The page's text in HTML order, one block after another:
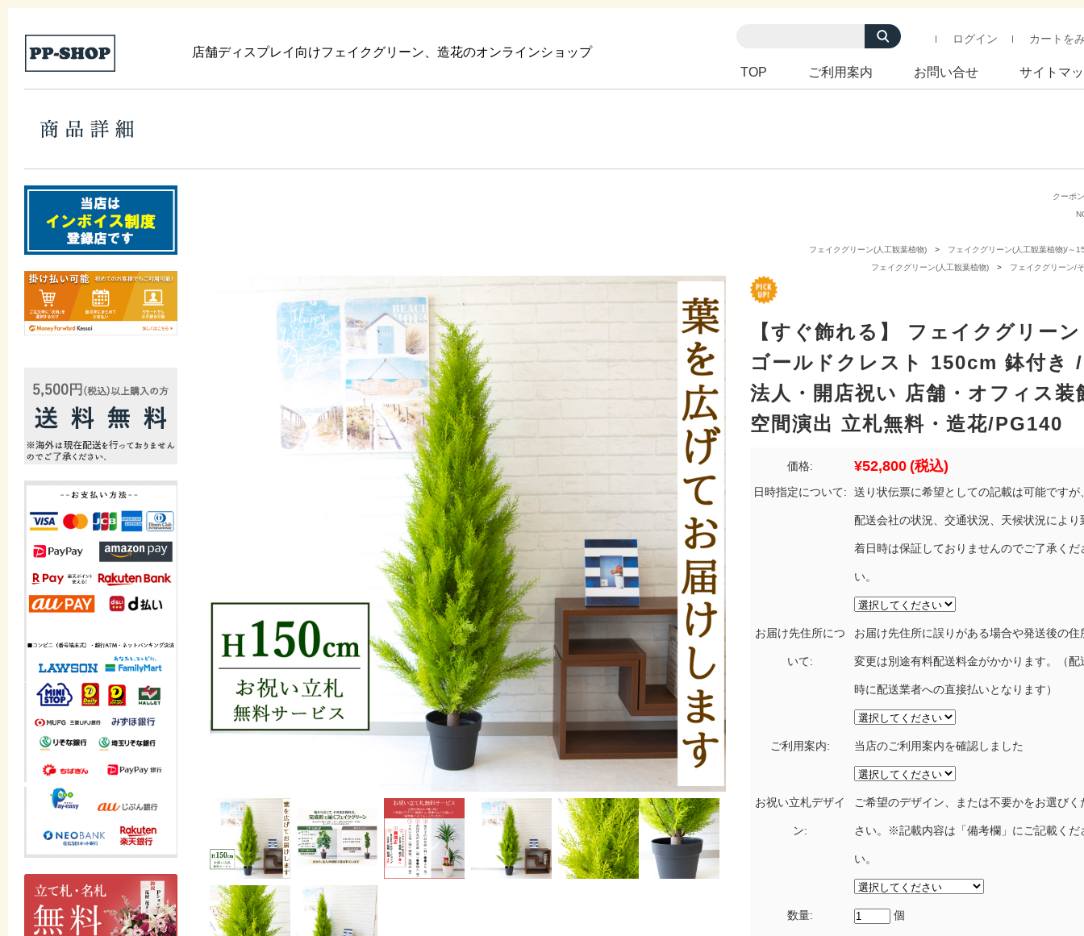
店舗ディスプレイ向けフェイクグリーン、造花のオンラインショップ
ログイン カートを
TOP ご利用案内 お問い合せ サイトマ
クーポ
フェイクグリーン(人工観葉植物)
フェイクグリーン(人工観葉植物)/～
フェイクグリーン(人工観葉植物)
フェイクグリーン/
【すぐ飾れる】 フェイクグリーン
ゴールドクレスト 150cm 鉢付き /
法人・開店祝い 店舗・オフィス装
空間演出 立札無料・造花/PG140
価格: ¥52,800 (税込)
日時指定について: 送り状伝票に希望としての記載は可能ですが
配送会社の状況、交通状況、天候状況により
着日時は保証しておりませんのでご了承くだ
い。
お届け先住所につ
いて:
お届け先住所に誤りがある場合や発送後の住
変更は別途有料配送料金がかかります。（配
時に配送業者への直接払いとなります）
ご利用案内: 当店のご利用案内を確認しました
お祝い立札デザイ
ン:
ご希望のデザイン、または不要かをお選びく
さい。※記載内容は「備考欄」にご記載くだ
い。
数量: 個